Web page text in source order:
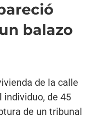
balazo
de la calle
individuo, de 45
de un tribunal